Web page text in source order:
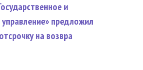
и
предложил
на возвра